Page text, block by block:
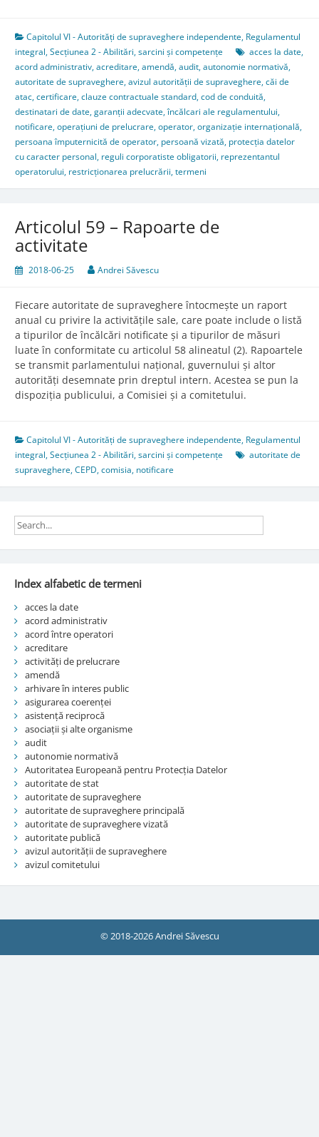
Capitolul VI - Autorități de supraveghere independente, Regulamentul
integral,Secțiunea 2 - Abilitări, sarcini și competențe acces la date,
acord administrativ,acreditare,amendă,audit,autonomie normativă,
autoritate de supraveghere,avizul autorității de supraveghere,căi de
atac,certificare,clauze contractuale standard,cod de conduită,
destinatari de date,garanții adecvate,încălcari ale regulamentului,
notificare,operațiuni de prelucrare,operator,organizație internațională,
persoana împuternicită de operator, persoană vizată, protecția datelor
cu caracter personal, reguli corporatiste obligatorii, reprezentantul
operatorului, restricționarea prelucrării,termeni
Articolul 59 – Rapoarte de
activitate
2018-06-25 Andrei Săvescu
Fiecare autoritate de supraveghere întocmește un raport
anual cu privire la activitățile sale, care poate include o listă
a tipurilor de încălcări notificate și a tipurilor de măsuri
luate în conformitate cu articolul 58 alineatul (2). Rapoartele
se transmit parlamentului național, guvernului și altor
autorități desemnate prin dreptul intern. Acestea se pun la
dispoziția publicului, a Comisiei și a comitetului.
Capitolul VI - Autorități de supraveghere independente, Regulamentul
integral,Secțiunea 2 - Abilitări, sarcini și competențe
autoritate de
supraveghere,CEPD,comisia, notificare
Index alfabetic de termeni
acces la date
acord administrativ
acord între operatori
acreditare
activități de prelucrare
amendă
arhivare în interes public
asigurarea coerenței
asistență reciprocă
asociații și alte organisme
audit
autonomie normativă
Autoritatea Europeană pentru Protecția Datelor
autoritate de stat
autoritate de supraveghere
autoritate de supraveghere principală
autoritate de supraveghere vizată
autoritate publică
avizul autorității de supraveghere
avizul comitetului
© 2018-2026 Andrei Săvescu